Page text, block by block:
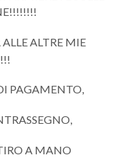
ALTRE MIE
PAGAMENTO,
A MANO